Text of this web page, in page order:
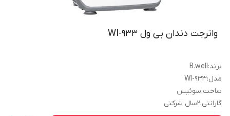
واترجت دندان بی ول WI-933
برند:
B.well
مدل:
WI-933
ساخت:سوئیس
گارانتی:2سال شرکتی